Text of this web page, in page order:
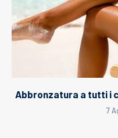
Abbronzatura a tutti i
7